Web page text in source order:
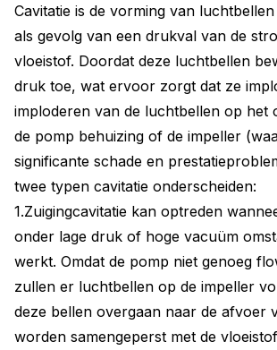
Cavitatie is de vorming van
als gevolg van een drukval van de
vloeistof. Doordat deze luchtbellen
druk toe, wat ervoor zorgt dat ze
imploderen van de luchtbellen op het
de pomp behuizing of de impeller
significante schade en
twee typen cavitatie onderscheiden:
1.Zuigingcavitatie kan optreden
onder lage druk of hoge vacuüm
werkt. Omdat de pomp niet genoeg
zullen er luchtbellen op de impeller
deze bellen overgaan naar de afvoer
worden samengeperst met de